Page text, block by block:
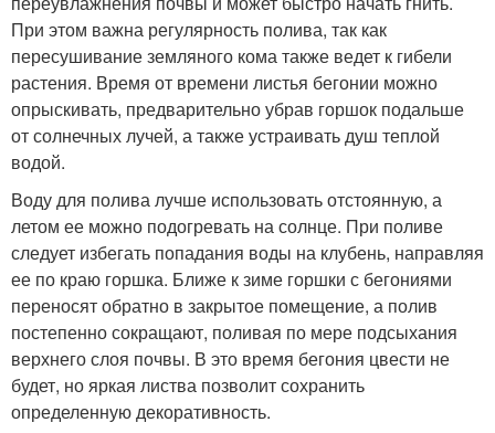
При этом важна регулярность полива, так как
пересушивание земляного кома также ведет к гибели
растения. Время от времени листья бегонии можно
опрыскивать, предварительно убрав горшок подальше
от солнечных лучей, а также устраивать душ теплой
водой.
Воду для полива лучше использовать отстоянную, а
летом ее можно подогревать на солнце. При поливе
следует избегать попадания воды на клубень, направляя
ее по краю горшка. Ближе к зиме горшки с бегониями
переносят обратно в закрытое помещение, а полив
постепенно сокращают, поливая по мере подсыхания
верхнего слоя почвы. В это время бегония цвести не
будет, но яркая листва позволит сохранить
определенную декоративность.